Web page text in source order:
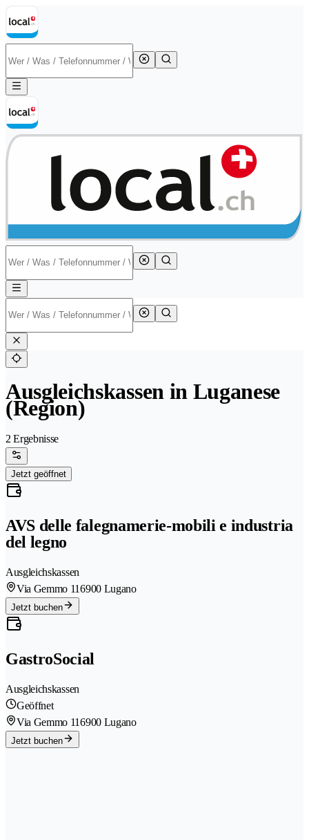
Ausgleichskassen in Luganese
(Region)
2 Ergebnisse
Jetzt geöffnet
AVS delle falegnamerie-mobili e industria
del legno
Ausgleichskassen
Via Gemmo 116900 Lugano
Jetzt buchen
GastroSocial
Ausgleichskassen
Geöffnet
Via Gemmo 116900 Lugano
Jetzt buchen